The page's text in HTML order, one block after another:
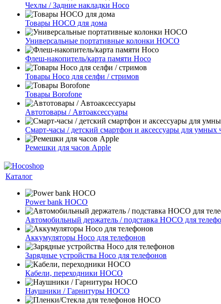
Чехлы / Задние накладки Hoco
Товары HOCO для дома
Универсальные портативные колонки HOCO
Флеш-накопитель/карта памяти Hoco
Товары Hoco для селфи / стримов
Товары Borofone
Автотовары / Автоаксессуары
Смарт-часы / детский смартфон и аксессуары для умных
Ремешки для часов Apple
Каталог
Power bank HOCO
Автомобильный держатель / подставка HOCO для
Аккумуляторы Hoco для телефонов
Зарядные устройства Hoco для телефонов
Кабели, переходники HOCO
Наушники / Гарнитуры HOCO